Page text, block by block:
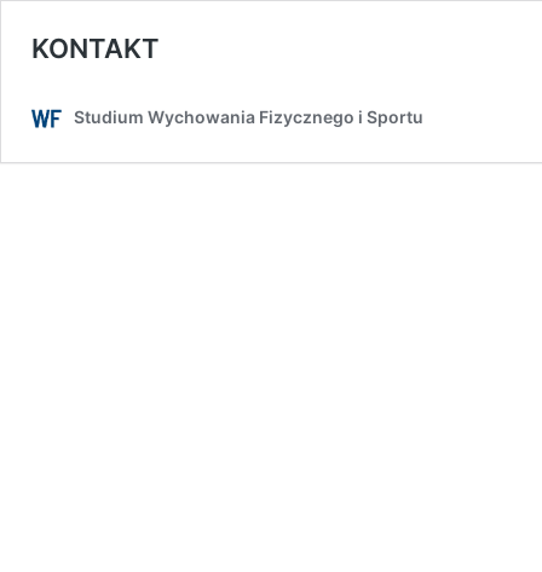
KONTAKT
Studium Wychowania Fizycznego i Sportu